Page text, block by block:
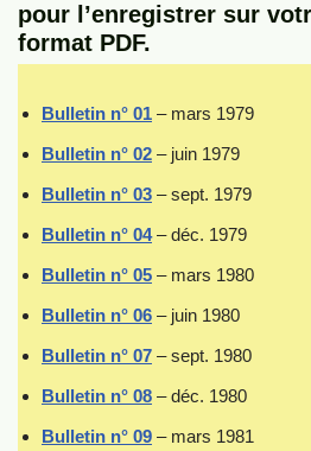
pour l’enregistrer sur
format PDF.
Bulletin n° 01 – mars 1979
Bulletin n° 02 – juin 1979
Bulletin n° 03 – sept. 1979
Bulletin n° 04– déc. 1979
Bulletin n° 05 – mars 1980
Bulletin n° 06 – juin 1980
Bulletin n° 07 – sept. 1980
Bulletin n° 08 – déc. 1980
Bulletin n° 09 – mars 1981